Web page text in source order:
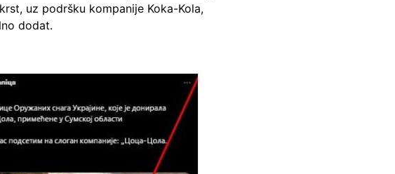
uz podršku kompanije Koka-Kola,
dodat.